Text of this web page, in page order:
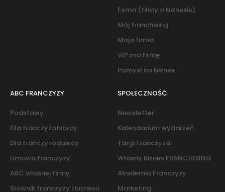
Firma (filmy o biznesie)
Mój franchising
Moja firma
VIP ma firmę
Pomysł na biznes
ABC FRANCZYZY
Podstawy
Dla franczyzobiorcy
Dla franczyzodawcy
Umowa franczyzy
ABC własnej firmy
Słownik franczyzy i biznesu
SPOŁECZNOŚĆ
Newsletter
Kalendarium wydarzeń
Targi Franczyza
Własny Biznes FRANCHISING
Akademia Franczyzy
Marketing